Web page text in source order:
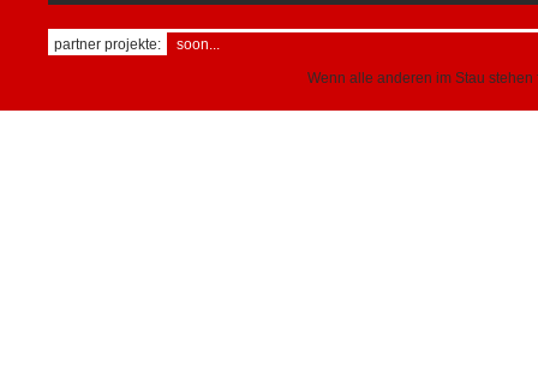
partner projekte:
soon...
Wenn alle anderen im Stau